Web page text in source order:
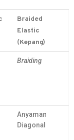
Braided
Elastic
(Kepang)
Braiding
Anyaman
Diagonal